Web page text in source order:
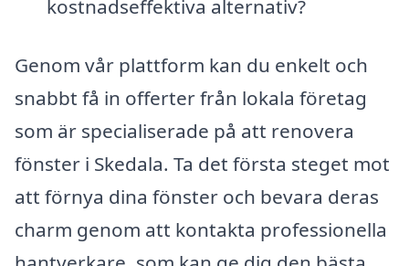
kostnadseffektiva alternativ?
Genom vår plattform kan du enkelt och
snabbt få in offerter från lokala företag
som är specialiserade på att renovera
fönster i Skedala. Ta det första steget mot
att förnya dina fönster och bevara deras
charm genom att kontakta professionella